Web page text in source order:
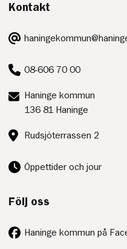
Kontakt
E-
post:
Telefon:
08-606 70 00
Postadress:
Haninge kommun
136 81 Haninge
Besöksadress:
Rudsjöterrassen 2
Öppettider och jour
Följ oss
Haninge kommun på